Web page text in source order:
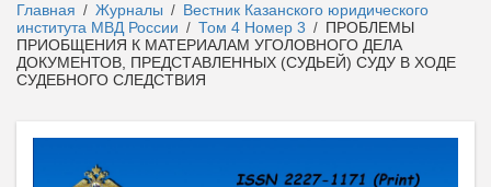
Главная / Журналы / Вестник Казанского юридического
института МВД России / Том 4 Номер 3 / ПРОБЛЕМЫ
ПРИОБЩЕНИЯ К МАТЕРИАЛАМ УГОЛОВНОГО ДЕЛА
ДОКУМЕНТОВ, ПРЕДСТАВЛЕННЫХ (СУДЬЕЙ) СУДУ В ХОДЕ
СУДЕБНОГО СЛЕДСТВИЯ